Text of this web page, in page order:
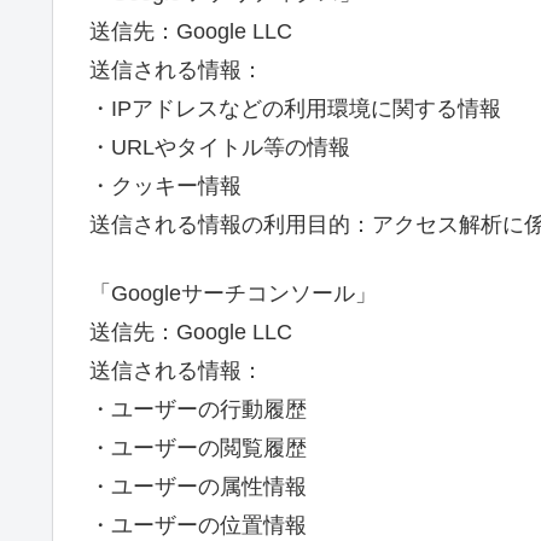
送信先：Google LLC
送信される情報：
・IPアドレスなどの利用環境に関する情報
・URLやタイトル等の情報
・クッキー情報
送信される情報の利用目的：アクセス解析に
「Googleサーチコンソール」
送信先：Google LLC
送信される情報：
・ユーザーの行動履歴
・ユーザーの閲覧履歴
・ユーザーの属性情報
・ユーザーの位置情報